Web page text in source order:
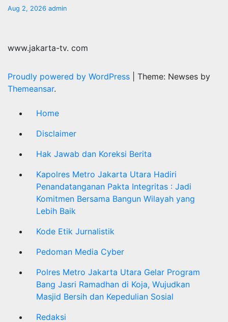
Aug 2, 2026 admin
www.jakarta-tv. com
Proudly powered by WordPress
Theme: Newses by
Themeansar.
Home
Disclaimer
Hak Jawab dan Koreksi Berita
Kapolres Metro Jakarta Utara Hadiri
Penandatanganan Pakta Integritas : Jadi
Komitmen Bersama Bangun Wilayah yang
Lebih Baik
Kode Etik Jurnalistik
Pedoman Media Cyber
Polres Metro Jakarta Utara Gelar Program
Bang Jasri Ramadhan di Koja, Wujudkan
Masjid Bersih dan Kepedulian Sosial
Redaksi